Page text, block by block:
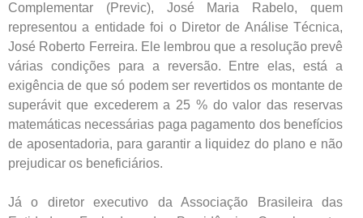
Complementar (Previc), José Maria Rabelo, quem
representou a entidade foi o Diretor de Análise Técnica,
José Roberto Ferreira. Ele lembrou que a resolução prevê
várias condições para a reversão. Entre elas, está a
exigência de que só podem ser revertidos os montante de
superávit que excederem a 25 % do valor das reservas
matemáticas necessárias paga pagamento dos benefícios
de aposentadoria, para garantir a liquidez do plano e não
prejudicar os beneficiários.
Já o diretor executivo da Associação Brasileira das